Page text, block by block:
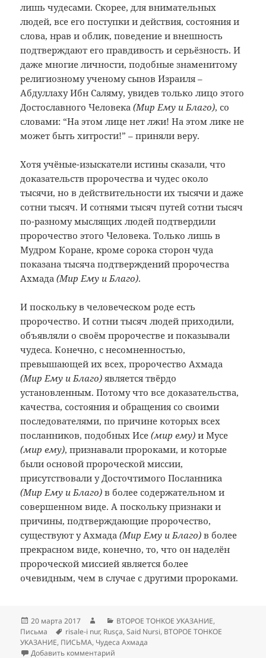
лишь чудесами. Скорее, для внимательных
людей, все его поступки и действия, состояния и
слова, нрав и облик, поведение и внешность
подтверждают его правдивость и серьёзность. И
даже многие личности, подобные знаменитому
религиозному ученому сынов Израиля –
Абдуллаху Ибн Саляму, увидев только лицо этого
Достославного Человека(Мир Ему и Благо), со
словами: “На этом лице нет лжи! На этом лике не
может быть хитрости!” – приняли веру.
Хотя учёные-изыскатели истины сказали, что
доказательств пророчества и чудес около
тысячи, но в действительности их тысячи и даже
сотни тысяч. И сотнями тысяч путей сотни тысяч
по-разному мыслящих людей подтвердили
пророчество этого Человека. Только лишь в
Мудром Коране, кроме сорока сторон чуда
показана тысяча подтверждений пророчества
Ахмада(Мир Ему и Благо).
И поскольку в человеческом роде есть
пророчество. И сотни тысяч людей приходили,
объявляли о своём пророчестве и показывали
чудеса. Конечно, с несомненностью,
превышающей их всех, пророчество Ахмада
(Мир Ему и Благо) является твёрдо
установленным. Потому что все доказательства,
качества, состояния и обращения со своими
последователями, по причине которых всех
посланников, подобных Исе(мир ему) и Мусе
(мир ему), признавали пророками, и которые
были основой пророческой миссии,
присутствовали у Досточтимого Посланника
(Мир Ему и Благо) в более содержательном и
совершенном виде. А поскольку признаки и
причины, подтверждающие пророчество,
существуют у Ахмада(Мир Ему и Благо) в более
прекрасном виде, конечно, то, что он наделён
пророческой миссией является более
очевидным, чем в случае с другими пророками.
Опубликовано
20 марта 2017 АвторРубрики
ВТОРОЕ ТОНКОЕ УКАЗАНИЕ,
Письма
Метки
risale-i nur, Rusça,Said Nursi, ВТОРОЕ ТОНКОЕ
УКАЗАНИЕ, ПИСЬМА, Чудеса Ахмада
Добавить комментарий